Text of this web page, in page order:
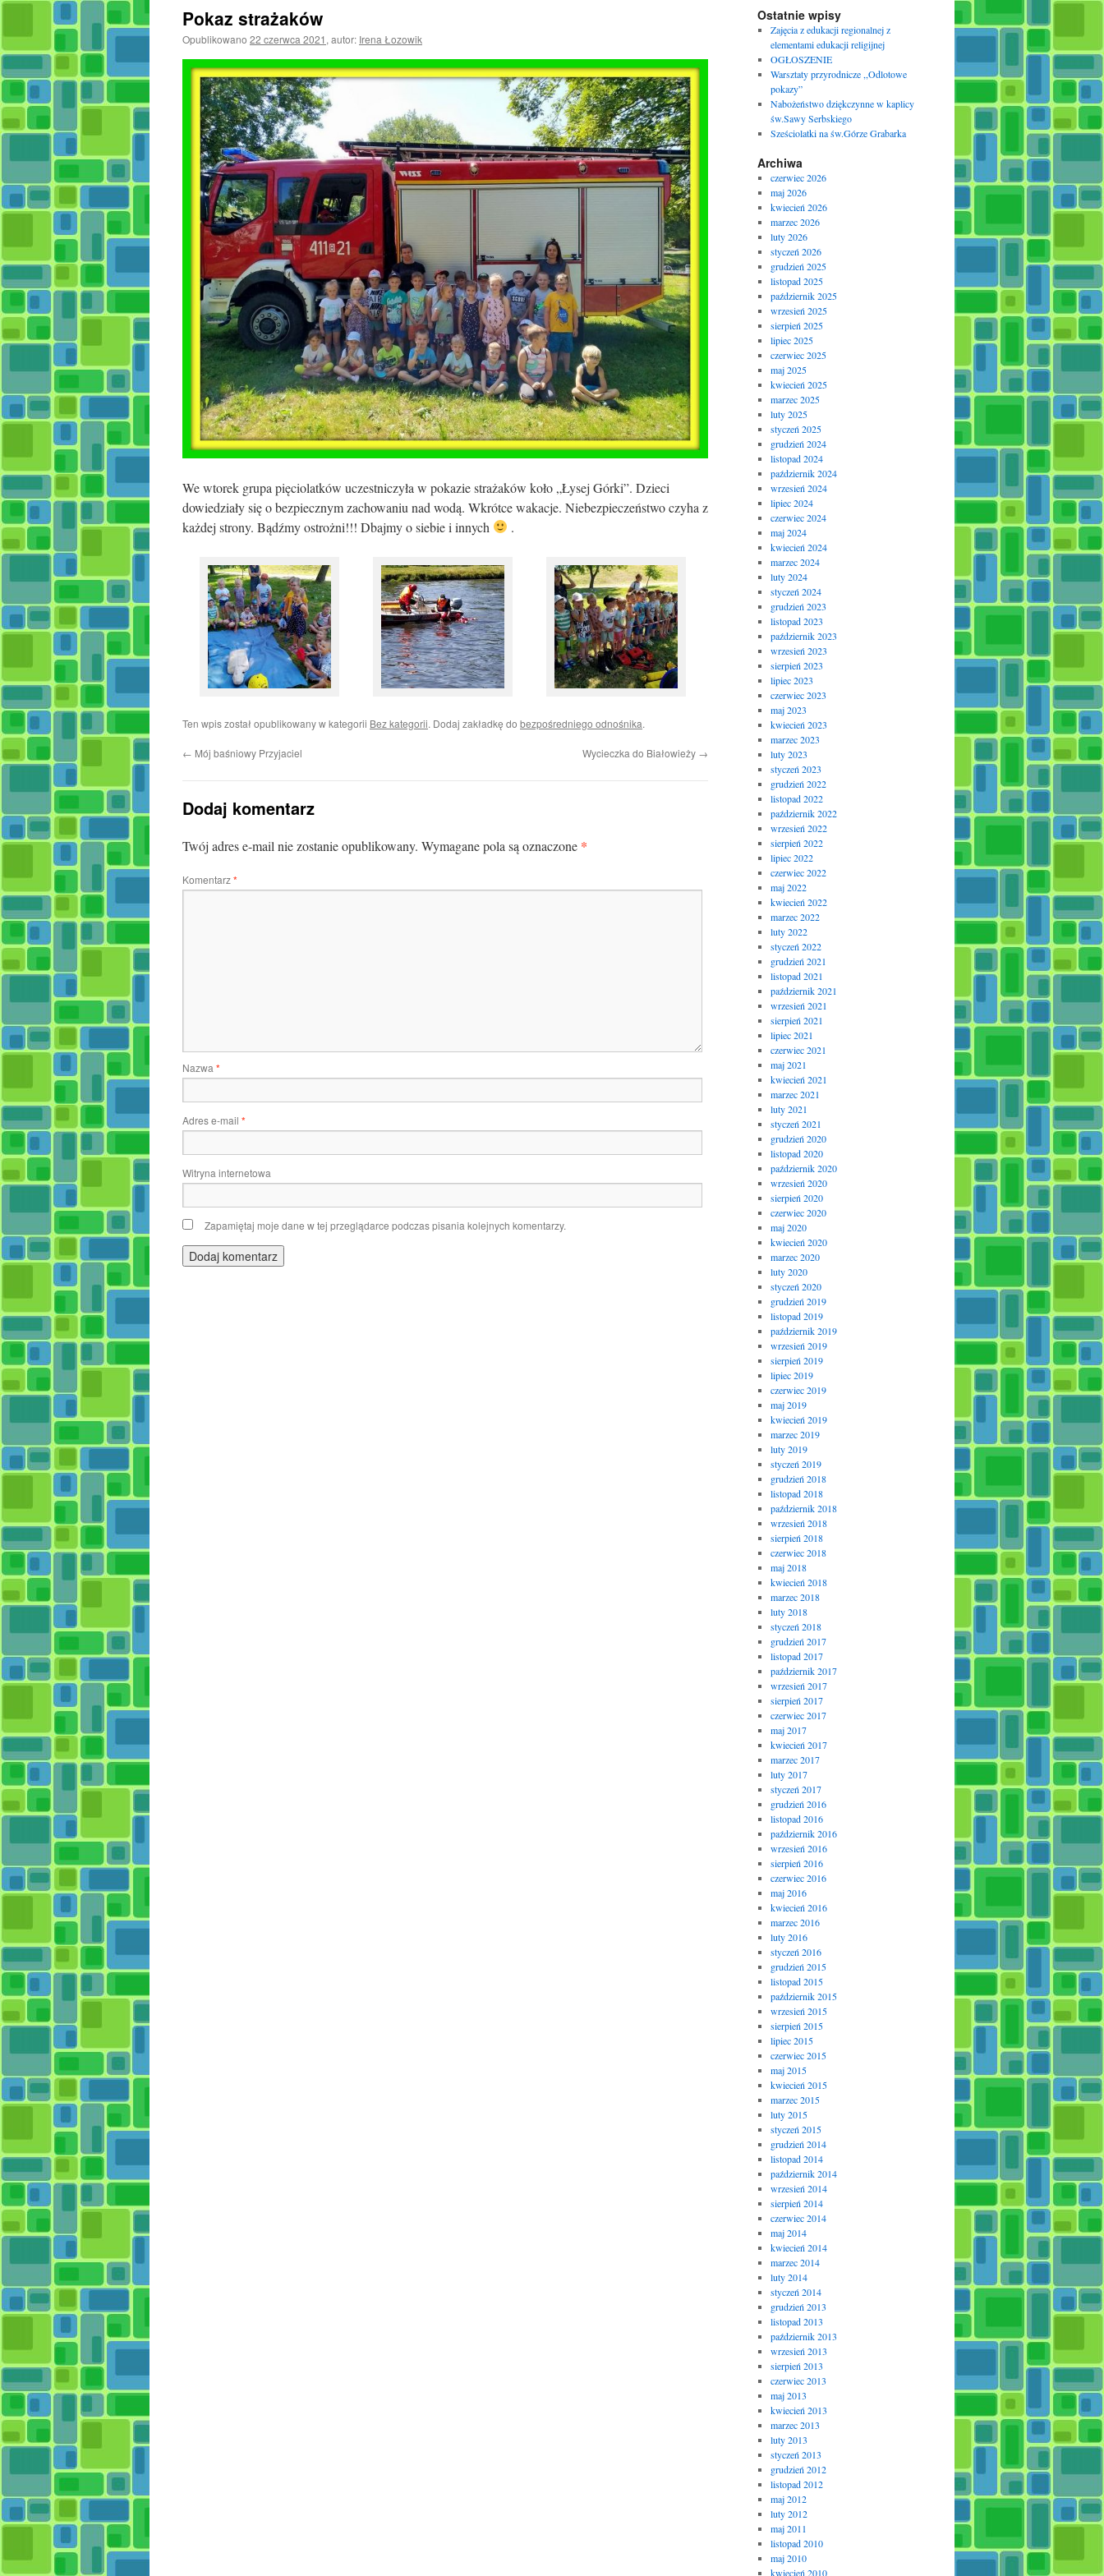
Pokaz strażaków
Opublikowano 22 czerwca 2021 , autor: Irena Łozowik
We wtorek grupa pięciolatków uczestniczyła w pokazie strażaków koło „Łysej Górki”. Dzieci
dowiedziały się o bezpiecznym zachowaniu nad wodą. Wkrótce wakacje. Niebezpieczeństwo czyha z
każdej strony. Bądźmy ostrożni!!! Dbajmy o siebie i innych
.
Ten wpis został opublikowany w kategorii Bez kategorii. Dodaj zakładkę do bezpośredniego odnośnika.
← Mój baśniowy Przyjaciel Wycieczka do Białowieży →
Dodaj komentarz
Twój adres e-mail nie zostanie opublikowany. Wymagane pola są oznaczone *
Komentarz*
Nazwa *
Adres e-mail *
Witryna internetowa
Zapamiętaj moje dane w tej przeglądarce podczas pisania kolejnych komentarzy.
Ostatnie wpisy
Zajęcia z edukacji regionalnej z
elementami edukacji religijnej
OGŁOSZENIE
Warsztaty przyrodnicze ,,Odlotowe
pokazy”
Nabożeństwo dziękczynne w kaplicy
św.Sawy Serbskiego
Sześciolatki na św.Górze Grabarka
Archiwa
czerwiec 2026
maj 2026
kwiecień 2026
marzec 2026
luty 2026
styczeń 2026
grudzień 2025
listopad 2025
październik 2025
wrzesień 2025
sierpień 2025
lipiec 2025
czerwiec 2025
maj 2025
kwiecień 2025
marzec 2025
luty 2025
styczeń 2025
grudzień 2024
listopad 2024
październik 2024
wrzesień 2024
lipiec 2024
czerwiec 2024
maj 2024
kwiecień 2024
marzec 2024
luty 2024
styczeń 2024
grudzień 2023
listopad 2023
październik 2023
wrzesień 2023
sierpień 2023
lipiec 2023
czerwiec 2023
maj 2023
kwiecień 2023
marzec 2023
luty 2023
styczeń 2023
grudzień 2022
listopad 2022
październik 2022
wrzesień 2022
sierpień 2022
lipiec 2022
czerwiec 2022
maj 2022
kwiecień 2022
marzec 2022
luty 2022
styczeń 2022
grudzień 2021
listopad 2021
październik 2021
wrzesień 2021
sierpień 2021
lipiec 2021
czerwiec 2021
maj 2021
kwiecień 2021
marzec 2021
luty 2021
styczeń 2021
grudzień 2020
listopad 2020
październik 2020
wrzesień 2020
sierpień 2020
czerwiec 2020
maj 2020
kwiecień 2020
marzec 2020
luty 2020
styczeń 2020
grudzień 2019
listopad 2019
październik 2019
wrzesień 2019
sierpień 2019
lipiec 2019
czerwiec 2019
maj 2019
kwiecień 2019
marzec 2019
luty 2019
styczeń 2019
grudzień 2018
listopad 2018
październik 2018
wrzesień 2018
sierpień 2018
czerwiec 2018
maj 2018
kwiecień 2018
marzec 2018
luty 2018
styczeń 2018
grudzień 2017
listopad 2017
październik 2017
wrzesień 2017
sierpień 2017
czerwiec 2017
maj 2017
kwiecień 2017
marzec 2017
luty 2017
styczeń 2017
grudzień 2016
listopad 2016
październik 2016
wrzesień 2016
sierpień 2016
czerwiec 2016
maj 2016
kwiecień 2016
marzec 2016
luty 2016
styczeń 2016
grudzień 2015
listopad 2015
październik 2015
wrzesień 2015
sierpień 2015
lipiec 2015
czerwiec 2015
maj 2015
kwiecień 2015
marzec 2015
luty 2015
styczeń 2015
grudzień 2014
listopad 2014
październik 2014
wrzesień 2014
sierpień 2014
czerwiec 2014
maj 2014
kwiecień 2014
marzec 2014
luty 2014
styczeń 2014
grudzień 2013
listopad 2013
październik 2013
wrzesień 2013
sierpień 2013
czerwiec 2013
maj 2013
kwiecień 2013
marzec 2013
luty 2013
styczeń 2013
grudzień 2012
listopad 2012
maj 2012
luty 2012
maj 2011
listopad 2010
maj 2010
kwiecień 2010